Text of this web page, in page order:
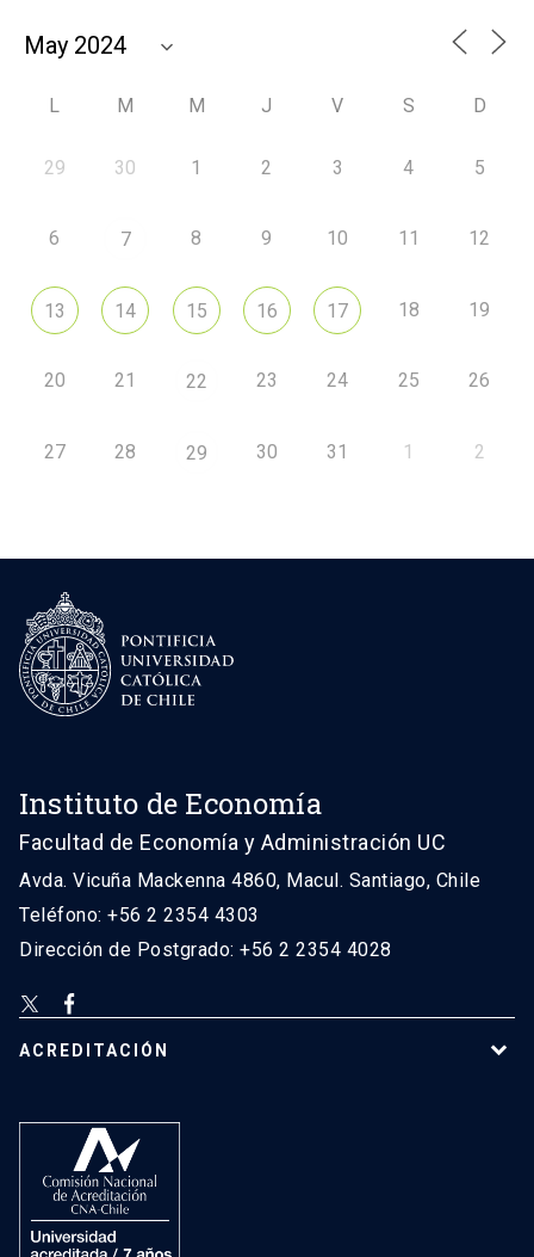
L M M J V S D
29 30 1 2 3 4 5
6 7 8 9 10 11 12
13 14 15 16 17 18 19
20 21 22 23 24 25 26
27 28 29 30 31 1 2
Instituto de Economía
Facultad de Economía y Administración UC
Avda. Vicuña Mackenna 4860, Macul. Santiago, Chile
Teléfono: +56 2 2354 4303
Dirección de Postgrado: +56 2 2354 4028
ACREDITACIÓN